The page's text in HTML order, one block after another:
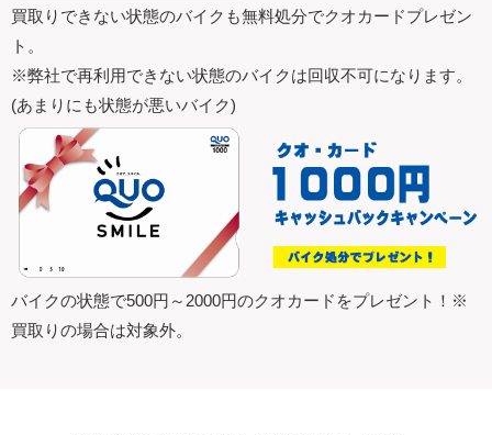
買取りできない状態のバイクも無料処分でクオカードプレゼン
ト。
※弊社で再利用できない状態のバイクは回収不可になります。
(あまりにも状態が悪いバイク)
バイクの状態で500円～2000円のクオカードをプレゼント！※
買取りの場合は対象外。